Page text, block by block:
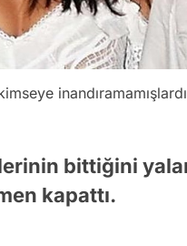
bittiğini
kapattı.